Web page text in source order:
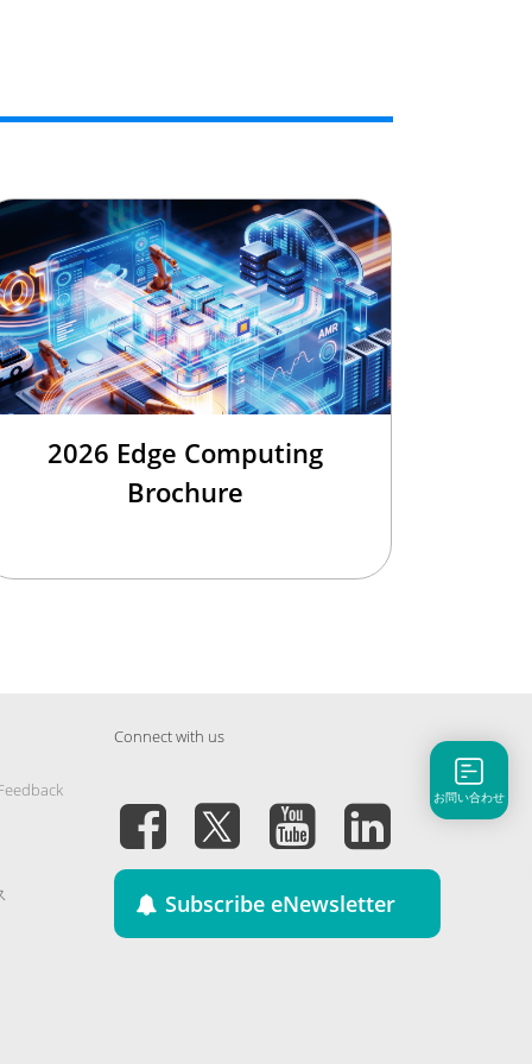
2026 Edge Computing
Brochure
Connect with us
Subscribe eNewsletter
お問い合わせ